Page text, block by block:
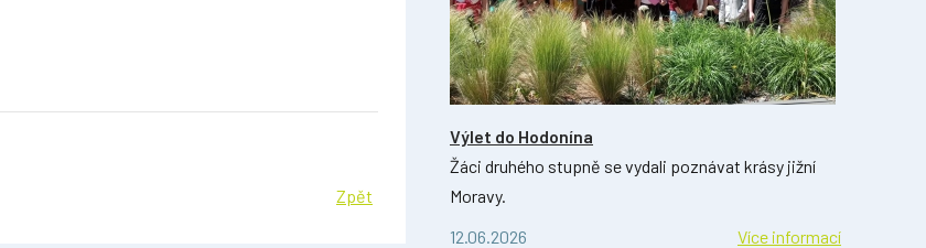
Zpět
Výlet do Hodonína
Žáci druhého stupně se vydali poznávat krásy jižní
Moravy.
12.06.2026
Více informací